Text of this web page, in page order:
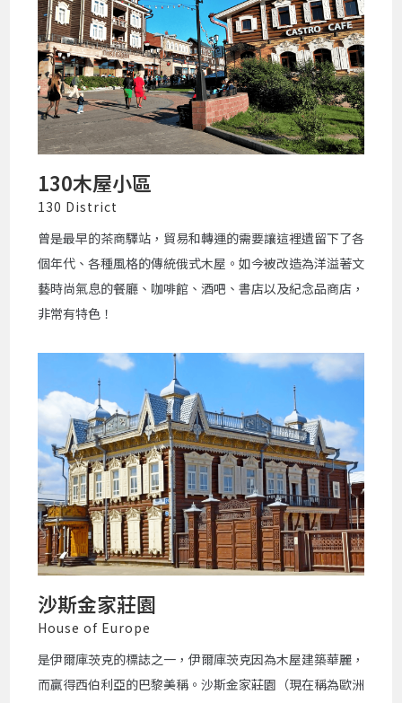
130木屋小區
130 District
曾是最早的茶商驛站，貿易和轉運的需要讓這裡遺留下了各
個年代、各種風格的傳統俄式木屋。如今被改造為洋溢著文
藝時尚氣息的餐廳、咖啡館、酒吧、書店以及紀念品商店，
非常有特色！
沙斯金家莊園
House of Europe
是伊爾庫茨克的標誌之一，伊爾庫茨克因為木屋建築華麗，
而贏得西伯利亞的巴黎美稱。沙斯金家莊園（現在稱為歐洲